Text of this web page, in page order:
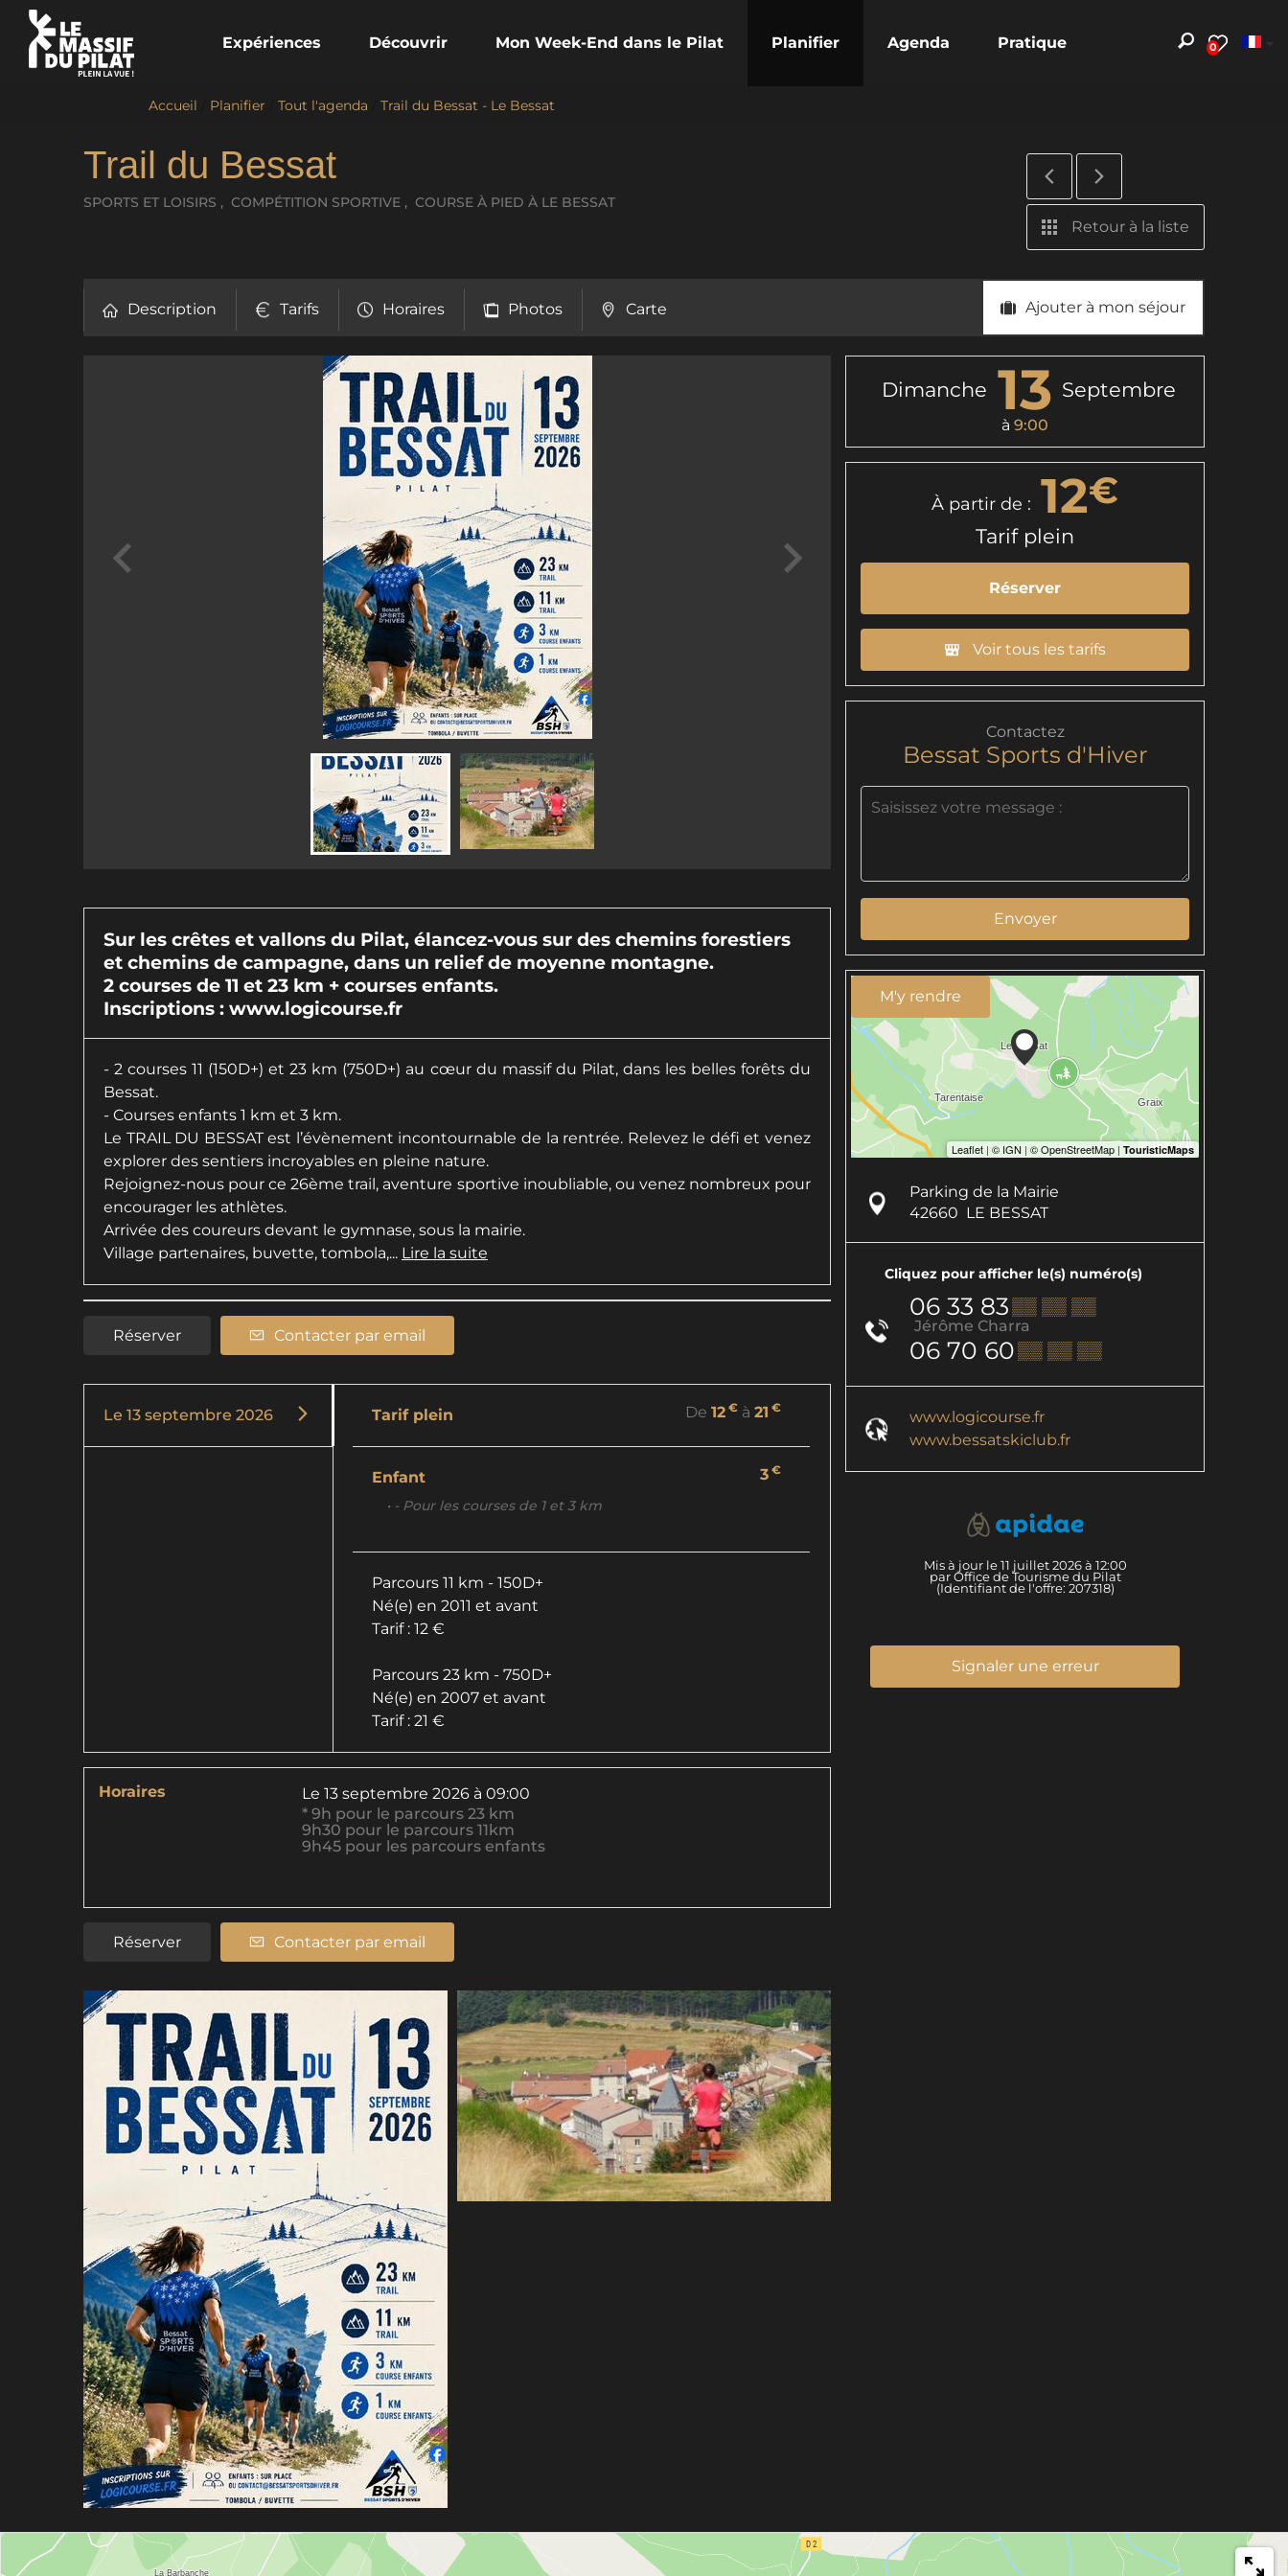
0
Expériences Découvrir Mon Week-End dans le Pilat Planifier Agenda Pratique
Accueil Planifier Tout l'agenda Trail du Bessat - Le Bessat
Trail du Bessat
SPORTS ET LOISIRS , COMPÉTITION SPORTIVE , COURSE À PIED À LE BESSAT
Retour à la liste
Description Tarifs Horaires Photos Carte Ajouter à mon séjour
Sur les crêtes et vallons du Pilat, élancez-vous sur des chemins forestiers
et chemins de campagne, dans un relief de moyenne montagne.
2 courses de 11 et 23 km + courses enfants.
Inscriptions : www.logicourse.fr
- 2 courses 11 (150D+) et 23 km (750D+) au cœur du massif du Pilat, dans les belles forêts du
Bessat.
- Courses enfants 1 km et 3 km.
Le TRAIL DU BESSAT est l’évènement incontournable de la rentrée. Relevez le défi et venez
explorer des sentiers incroyables en pleine nature.
Rejoignez-nous pour ce 26ème trail, aventure sportive inoubliable, ou venez nombreux pour
encourager les athlètes.
Arrivée des coureurs devant le gymnase, sous la mairie.
Village partenaires, buvette, tombola,... Lire la suite
Réserver Contacter par email
Le 13 septembre 2026 Tarif plein De12 € à21 €
Enfant 3 €
• - Pour les courses de 1 et 3 km
Parcours 11 km - 150D+
Né(e) en 2011 et avant
Tarif : 12 €
Parcours 23 km - 750D+
Né(e) en 2007 et avant
Tarif : 21 €
Horaires Le 13 septembre 2026 à 09:00
* 9h pour le parcours 23 km
9h30 pour le parcours 11km
9h45 pour les parcours enfants
Réserver Contacter par email
Dimanche 13 Septembre
à 9:00
À partir de : 12€
Tarif plein
Réserver
Voir tous les tarifs
Contactez
Bessat Sports d'Hiver
Envoyer
M'y rendre
Parking de la Mairie
42660 LE BESSAT
Cliquez pour afficher le(s) numéro(s)
06 33 83▒▒ ▒▒ ▒▒
Jérôme Charra
06 70 60▒▒ ▒▒ ▒▒
www.logicourse.fr
www.bessatskiclub.fr
Mis à jour le 11 juillet 2026 à 12:00
par Office de Tourisme du Pilat
(Identifiant de l'offre: 207318)
Signaler une erreur